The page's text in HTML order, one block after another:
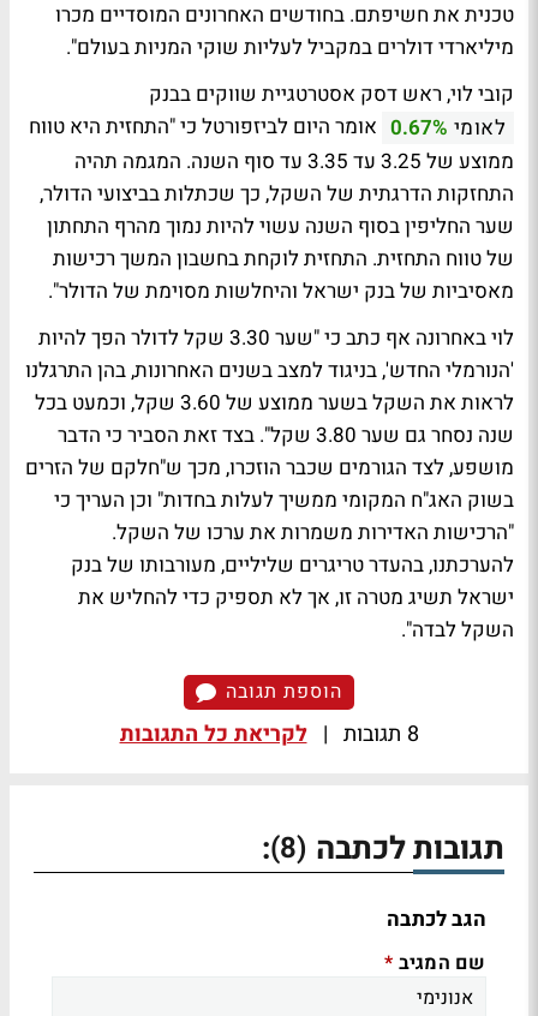
טכנית את חשיפתם. בחודשים האחרונים המוסדיים מכרו
מיליארדי דולרים במקביל לעליות שוקי המניות בעולם".
קובי לוי, ראש דסק אסטרטגיית שווקים בבנק
לאומי 0.67% אומר היום לביזפורטל כי "התחזית היא טווח
ממוצע של 3.25 עד 3.35 עד סוף השנה. המגמה תהיה
התחזקות הדרגתית של השקל, כך שכתלות בביצועי הדולר,
שער החליפין בסוף השנה עשוי להיות נמוך מהרף התחתון
של טווח התחזית. התחזית לוקחת בחשבון המשך רכישות
מאסיביות של בנק ישראל והיחלשות מסוימת של הדולר".
לוי באחרונה אף כתב כי "שער 3.30 שקל לדולר הפך להיות
'הנורמלי החדש', בניגוד למצב בשנים האחרונות, בהן התרגלנו
לראות את השקל בשער ממוצע של 3.60 שקל, וכמעט בכל
שנה נסחר גם שער 3.80 שקל". בצד זאת הסביר כי הדבר
מושפע, לצד הגורמים שכבר הוזכרו, מכך ש"חלקם של הזרים
בשוק האג"ח המקומי ממשיך לעלות בחדות" וכן העריך כי
"הרכישות האדירות משמרות את ערכו של השקל.
להערכתנו, בהעדר טריגרים שליליים, מעורבותו של בנק
ישראל תשיג מטרה זו, אך לא תספיק כדי להחליש את
השקל לבדה".
הוספת תגובה
8 תגובות | לקריאת כל התגובות
תגובות לכתבה (8)
:
הגב לכתבה
שם המגיב *